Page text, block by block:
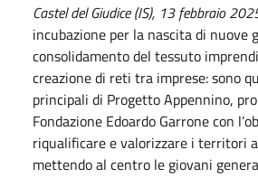
Castel del Giudice (IS), 13 febbraio
incubazione per la nascita di nuove
consolidamento del tessuto
creazione di reti tra imprese: sono
principali di Progetto Appennino,
Fondazione Edoardo Garrone con
riqualificare e valorizzare i territori
mettendo al centro le giovani